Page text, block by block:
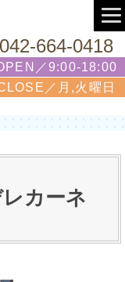
042-664-0418
／9:00-18:00
／月,火曜日
カーネ